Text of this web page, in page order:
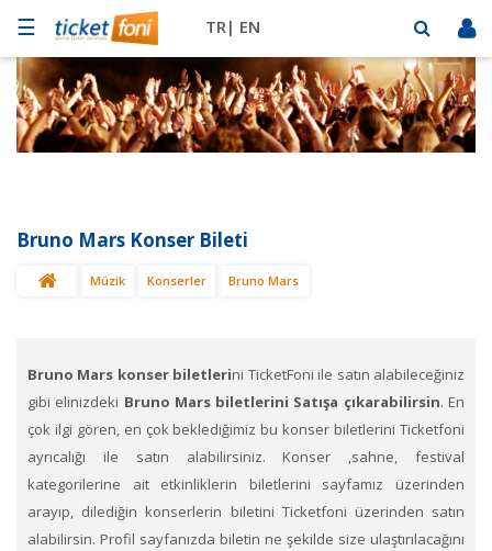
☰ TR| EN
Futbol
Basketbol
Mekanlar
Diğer
SAT
Bruno Mars Konser Bileti
Müzik Konserler Bruno Mars
Bruno Mars konser biletlerini TicketFoni ile satın alabileceğiniz
gibi elinizdeki Bruno Mars biletlerini Satışa çıkarabilirsin. En
çok ilgi gören, en çok beklediğimiz bu konser biletlerini Ticketfoni
ayrıcalığı ile satın alabilirsiniz. Konser ,sahne, festival
kategorilerine ait etkinliklerin biletlerini sayfamız üzerinden
arayıp, dilediğin konserlerin biletini Ticketfoni üzerinden satın
alabilirsin. Profil sayfanızda biletin ne şekilde size ulaştırılacağını